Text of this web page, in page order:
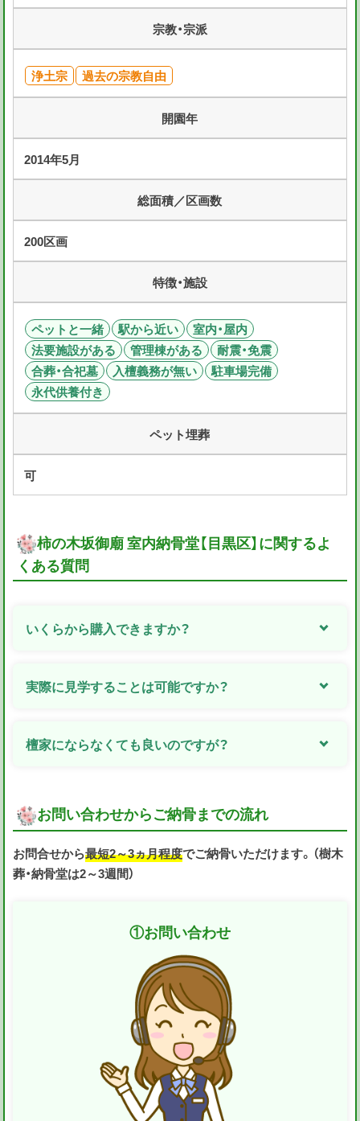
宗教・宗派
浄土宗 過去の宗教自由
開園年
2014年5月
総面積／区画数
200区画
特徴・施設
ペットと一緒 駅から近い
室内・屋内
法要施設がある
管理棟がある
耐震・免震
合葬・合祀墓
入檀義務が無い
駐車場完備
永代供養付き
ペット埋葬
可
柿の木坂御廟 室内納骨堂【目黒区】に関するよ
くある質問
いくらから購入できますか？
実際に見学することは可能ですか？
檀家にならなくても良いのですが？
お問い合わせからご納骨までの流れ
お問合せから最短2～3ヵ月程度でご納骨いただけます。（樹木
葬・納骨堂は2～3週間）
①お問い合わせ